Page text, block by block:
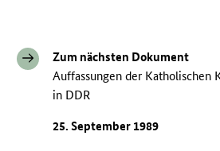
Zum nächsten Dokument
Auffassungen der Katholischen
in DDR
25. September 1989